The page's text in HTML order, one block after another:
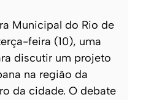
Municipal do Rio de
feira (10), uma
discutir um projeto
na região da
da cidade. O debate